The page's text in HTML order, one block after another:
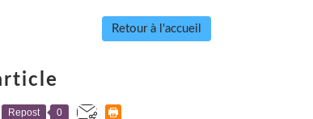
Retour à l'accueil
Repost 0